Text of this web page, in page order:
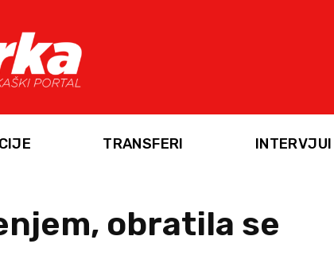
TRANSFERI INTERVJUI
obratila se